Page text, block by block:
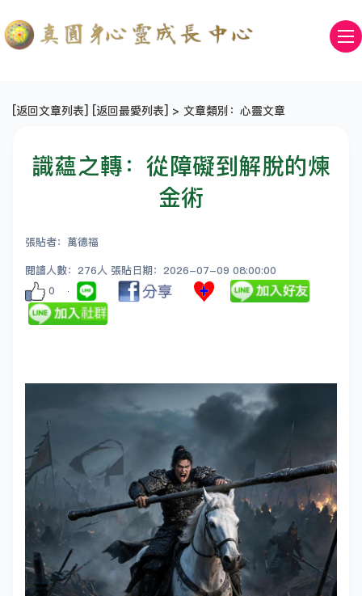
[返回文章列表] [返回最愛列表] > 文章類別：心靈文章
識蘊之轉：從障礙到解脫的煉
金術
張貼者：萬德福
閱讀人數：276人 張貼日期：2026-07-09 08:00:00
0